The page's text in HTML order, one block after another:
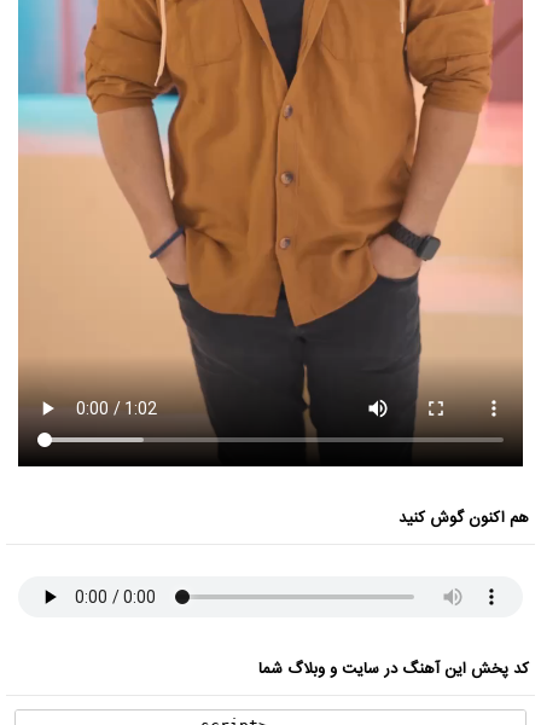
هم اکنون گوش کنید
کد پخش این آهنگ در سایت و وبلاگ شما